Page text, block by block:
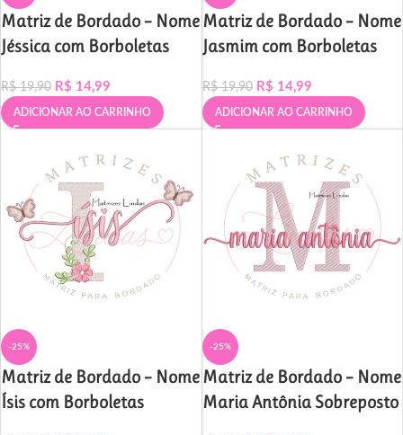
Matriz de Bordado – Nome
Jéssica com Borboletas
R$19,90 R$ 14,99
ADICIONAR AO CARRINHO
Matriz de Bordado – Nome
Jasmim com Borboletas
R$19,90 R$ 14,99
ADICIONAR AO CARRINHO
-25%
Matriz de Bordado – Nome
Ísis com Borboletas
-25%
Matriz de Bordado – Nome
Maria Antônia Sobreposto